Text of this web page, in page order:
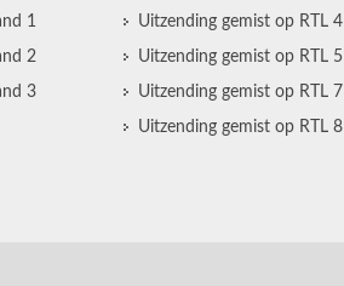
1
2
3
Uitzending gemist op RTL 4
Uitzending gemist op RTL 5
Uitzending gemist op RTL 7
Uitzending gemist op RTL 8